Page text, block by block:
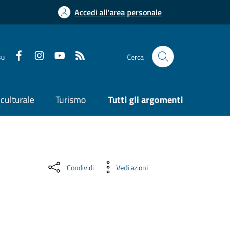
Accedi all'area personale
Cerca
Turismo Tutti gli argomenti
Condividi Vedi azioni